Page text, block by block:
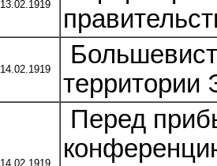
13.02.1919
14.02.1919
территории
14.02.1919
Перед